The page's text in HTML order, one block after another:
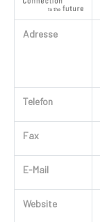
Adresse
Telefon
Fax
E-Mail
Website